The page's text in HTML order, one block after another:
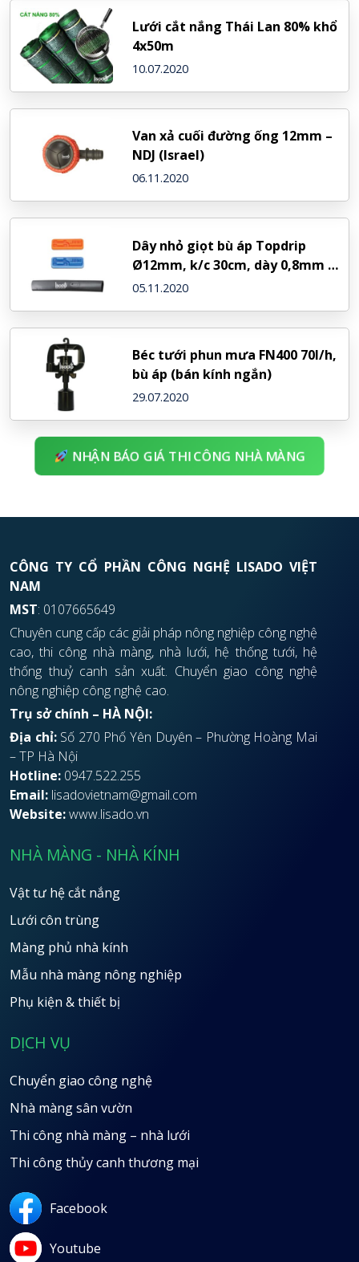
Lưới cắt nắng Thái Lan 80% khổ
4x50m
10.07.2020
Van xả cuối đường ống 12mm –
NDJ (Israel)
06.11.2020
Dây nhỏ giọt bù áp Topdrip
Ø12mm, k/c 30cm, dày 0,8mm –
NDJ (Israel)
05.11.2020
Béc tưới phun mưa FN400 70l/h,
bù áp (bán kính ngắn)
29.07.2020
NHẬN BÁO GIÁ THI CÔNG NHÀ MÀNG
CÔNG TY CỔ PHẦN CÔNG NGHỆ LISADO VIỆT
NAM
MST: 0107665649
Chuyên cung cấp các giải pháp nông nghiệp công nghệ
cao, thi công nhà màng, nhà lưới, hệ thống tưới, hệ
thống thuỷ canh sản xuất. Chuyển giao công nghệ
nông nghiệp công nghệ cao.
Trụ sở chính – HÀ NỘI:
Địa chỉ:Số 270 Phố Yên Duyên – Phường Hoàng Mai
– TP Hà Nội
Hotline: 0947.522.255
Email: lisadovietnam@gmail.com
Website:www.lisado.vn
NHÀ MÀNG - NHÀ KÍNH
Vật tư hệ cắt nắng
Lưới côn trùng
Màng phủ nhà kính
Mẫu nhà màng nông nghiệp
Phụ kiện & thiết bị
DỊCH VỤ
Chuyển giao công nghệ
Nhà màng sân vườn
Thi công nhà màng – nhà lưới
Thi công thủy canh thương mại
Facebook
Youtube